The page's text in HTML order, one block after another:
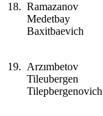
18. Ramazanov
Medetbay
Baxitbaevich
19. Arzımbetov
Tileubergen
Tilepbergenovich